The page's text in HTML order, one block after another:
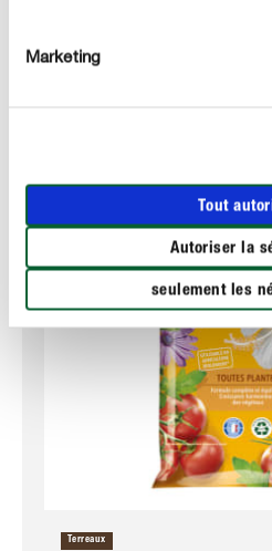
Marketing
Tout
Autoriser la
seulement les
Ces produits qui pourraient
Terreaux